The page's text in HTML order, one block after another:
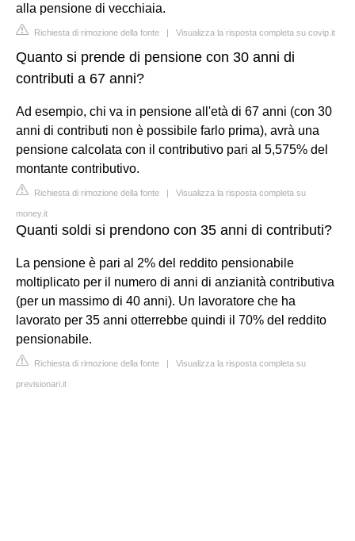
alla pensione di vecchiaia.
Richiesta di rimozione della fonte | Visualizza la risposta completa su covip.it
Quanto si prende di pensione con 30 anni di
contributi a 67 anni?
Ad esempio, chi va in pensione all'età di 67 anni (con 30
anni di contributi non è possibile farlo prima), avrà una
pensione calcolata con il contributivo pari al 5,575% del
montante contributivo.
Richiesta di rimozione della fonte | Visualizza la risposta completa su
money.it
Quanti soldi si prendono con 35 anni di contributi?
La pensione è pari al 2% del reddito pensionabile
moltiplicato per il numero di anni di anzianità contributiva
(per un massimo di 40 anni). Un lavoratore che ha
lavorato per 35 anni otterrebbe quindi il 70% del reddito
pensionabile.
Richiesta di rimozione della fonte | Visualizza la risposta completa su
previsionari.it